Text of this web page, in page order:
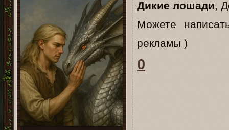
Дикие лошади,
Можете
рекламы )
0